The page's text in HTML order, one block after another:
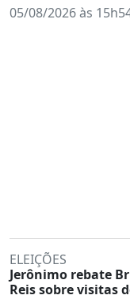
05/08/2026 às
ELEIÇÕES
Jerônimo rebate
Reis sobre visitas